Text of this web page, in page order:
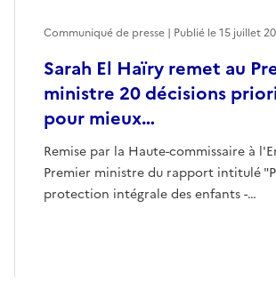
Sarah El Haïry remet au
ministre 20 décisions
pour mieux…
Remise par la Haute-commissaire à
Premier ministre du rapport intitulé
protection intégrale des enfants -…
Communiqué de presse | Publié le15 juillet